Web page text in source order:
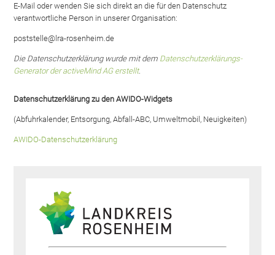
E-Mail oder wenden Sie sich direkt an die für den Datenschutz
verantwortliche Person in unserer Organisation:
poststelle@lra-rosenheim.de
Die Datenschutzerklärung wurde mit dem Datenschutzerklärungs-
Generator der activeMind AG erstellt.
Datenschutzerklärung zu den AWIDO-Widgets
(Abfuhrkalender, Entsorgung, Abfall-ABC, Umweltmobil, Neuigkeiten)
AWIDO-Datenschutzerklärung